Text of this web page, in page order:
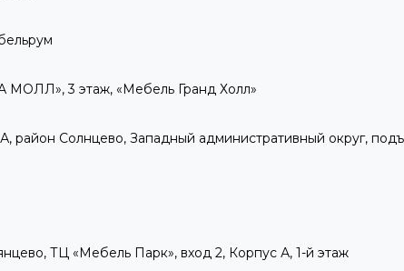
3 этаж, «Мебель Гранд Холл»
район Солнцево, Западный административный округ,
ТЦ «Мебель Парк», вход 2, Корпус А, 1-й этаж